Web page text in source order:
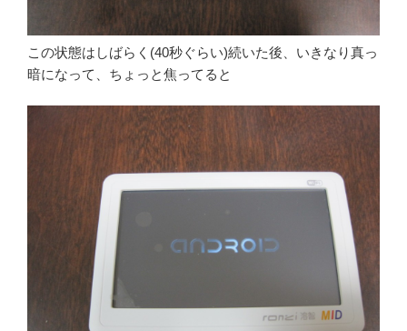
この状態はしばらく(40秒ぐらい)続いた後、いきなり真っ
暗になって、ちょっと焦ってると